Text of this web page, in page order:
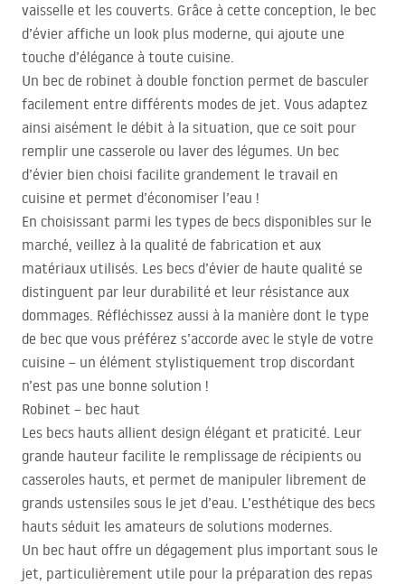
vaisselle et les couverts. Grâce à cette conception, le bec
d’évier affiche un look plus moderne, qui ajoute une
touche d’élégance à toute cuisine.
Un bec de robinet à double fonction permet de basculer
facilement entre différents modes de jet. Vous adaptez
ainsi aisément le débit à la situation, que ce soit pour
remplir une casserole ou laver des légumes. Un bec
d’évier bien choisi facilite grandement le travail en
cuisine et permet d’économiser l’eau !
En choisissant parmi les types de becs disponibles sur le
marché, veillez à la qualité de fabrication et aux
matériaux utilisés. Les becs d’évier de haute qualité se
distinguent par leur durabilité et leur résistance aux
dommages. Réfléchissez aussi à la manière dont le type
de bec que vous préférez s’accorde avec le style de votre
cuisine – un élément stylistiquement trop discordant
n’est pas une bonne solution !
Robinet – bec haut
Les becs hauts allient design élégant et praticité. Leur
grande hauteur facilite le remplissage de récipients ou
casseroles hauts, et permet de manipuler librement de
grands ustensiles sous le jet d’eau. L’esthétique des becs
hauts séduit les amateurs de solutions modernes.
Un bec haut offre un dégagement plus important sous le
jet, particulièrement utile pour la préparation des repas